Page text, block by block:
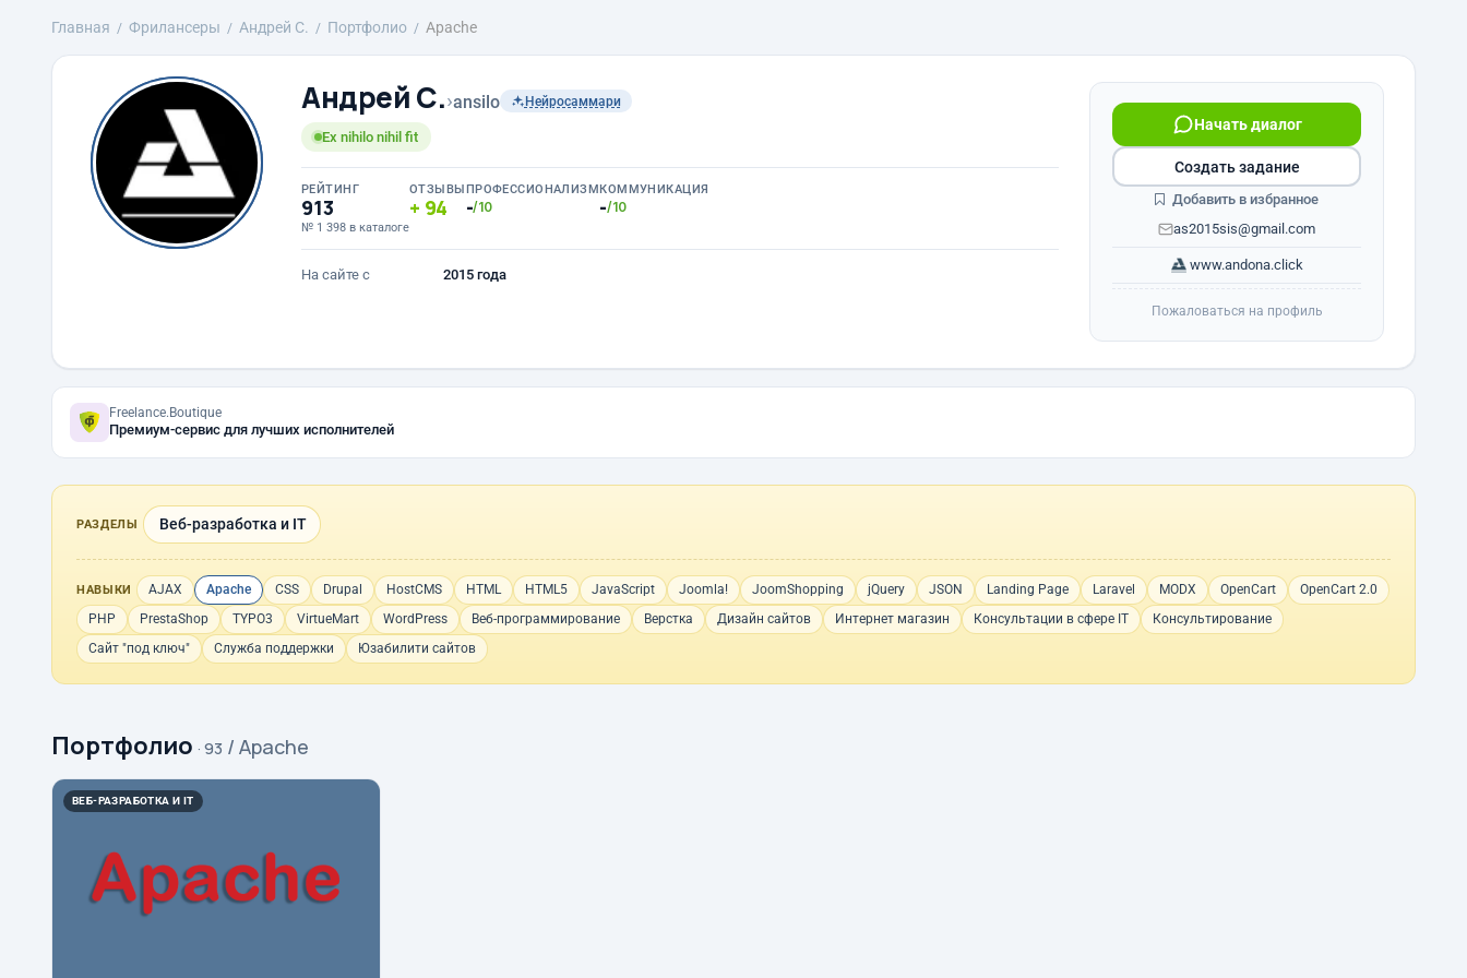
Главная Фрилансеры Андрей С. Портфолио Apache
Андрей С.›ansilo Нейросаммари
Ex nihilo nihil fit
РЕЙТИНГ
913
№ 1 398 в каталоге
ОТЗЫВЫ
94
ПРОФЕССИОНАЛИЗМ
-/10
КОММУНИКАЦИЯ
-/10
На сайте с 2015 года
Начать диалог
as2015sis@gmail.com
www.andona.click
Создать задание
Добавить в избранное
Пожаловаться на профиль
Freelance.Boutique
Премиум-сервис для лучших исполнителей
РАЗДЕЛЫ Веб-разработка и IT
НАВЫКИ AJAX Apache CSS Drupal HostCMS HTML HTML5 JavaScript Joomla! JoomShopping jQuery JSON Landing Page Laravel MODX OpenCart
OpenCart 2.0
PHP
PrestaShop TYPO3 VirtueMart WordPress Веб-программирование Верстка Дизайн сайтов Интернет магазин Консультации в сфере IT
Консультирование
Сайт "под ключ"
Служба поддержки Юзабилити сайтов
Портфолио · 93 / Apache
ВЕБ-РАЗРАБОТКА И IT